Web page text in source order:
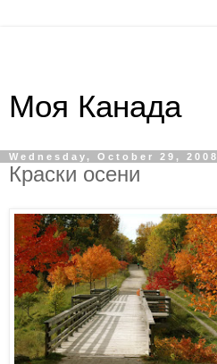
Моя Канада
Wednesday, October 29, 2008
Краски осени